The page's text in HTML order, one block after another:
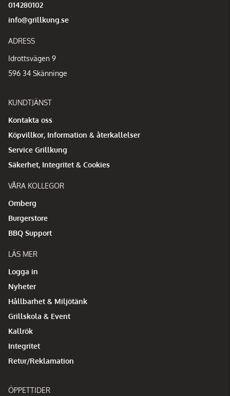
014280102
info@grillkung.se
ADRESS
Idrottsvägen 9
596 34 Skänninge
KUNDTJÄNST
Kontakta oss
Köpvillkor, Information & återkallelser
Service Grillkung
Säkerhet, Integritet & Cookies
VÅRA KOLLEGOR
Omberg
Burgerstore
BBQ Support
LÄS MER
Logga in
Nyheter
Hållbarhet & Miljötänk
Grillskola & Event
Kallrök
Integritet
Retur/Reklamation
ÖPPETTIDER